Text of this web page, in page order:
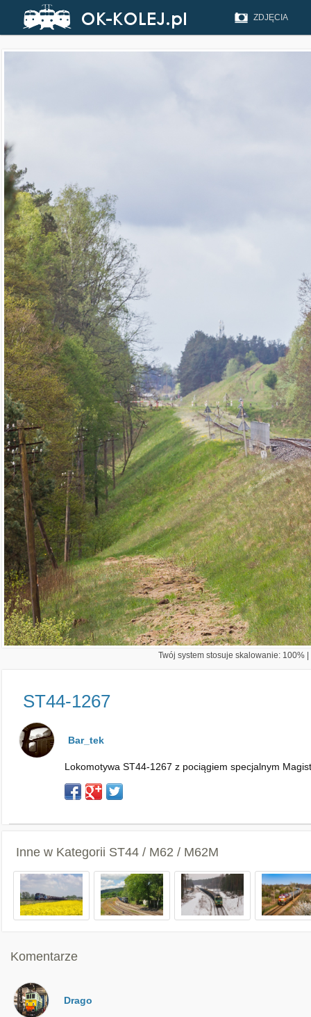
ZDJĘCIA
Twój system stosuje skalowanie: 100%
ST44-1267
Bar_tek
Lokomotywa ST44-1267 z pociągiem specjalnym
Inne w Kategorii ST44 / M62 / M62M
Komentarze
Drago